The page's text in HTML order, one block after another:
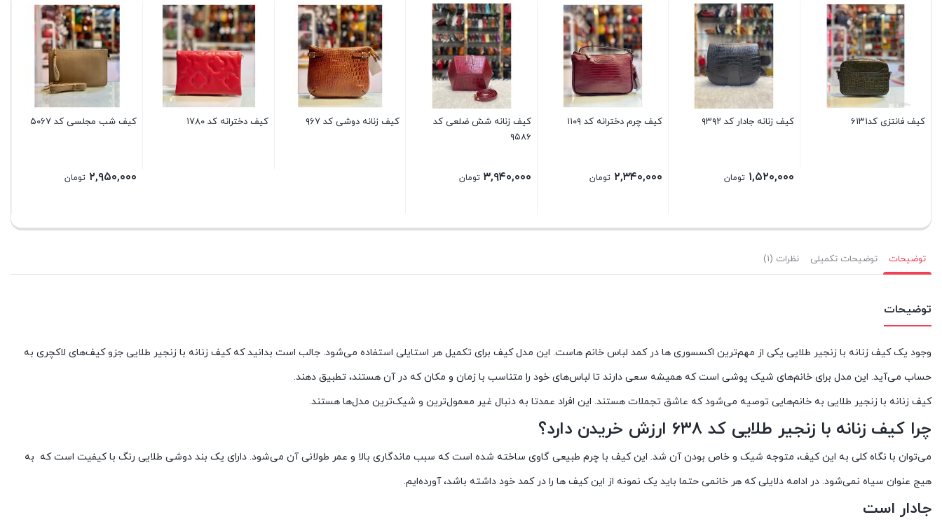
کیف فانتزی کد۶۱۳۱ کیف زنانه جادار کد ۹۳۹۲
۱,۵۲۰,۰۰۰ تومان
کیف چرم دخترانه کد ۱۱۰۹
۲,۳۴۰,۰۰۰ تومان
کیف زنانه شش ضلعی کد
۹۵۸۶
۳,۹۴۰,۰۰۰ تومان
کیف زنانه دوشی کد ۹۶۷ کیف دخترانه کد ۱۷۸۰ کیف شب مجلسی کد ۵۰۶۷
۲,۹۵۰,۰۰۰ تومان
توضیحات توضیحات تکمیلی نظرات (۱)
توضیحات
وجود یک کیف زنانه با زنجیر طلایی یکی از مهم‌ترین اکسسوری ها در کمد لباس خانم هاست. این مدل کیف برای تکمیل هر استایلی استفاده می‌شود. جالب است بدانید که کیف زنانه با زنجیر طلایی جزو کیف‌های لاکچری به
حساب می‌آید. این مدل برای خانم‌های شیک پوشی است که همیشه سعی دارند تا لباس‌های خود را متناسب با زمان و مکان که در آن هستند، تطبیق دهند.
کیف زنانه با زنجیر طلایی به خانم‌هایی توصیه می‌شود که عاشق تجملات هستند. این افراد عمدتا به دنبال غیر معمول‌ترین و شیک‌ترین مدل‌ها هستند.
چرا کیف زنانه با زنجیر طلایی کد ۶۳۸ ارزش خریدن دارد؟
می‌توان با نگاه کلی به این کیف، متوجه شیک و خاص بودن آن شد. این کیف با چرم طبیعی گاوی ساخته شده است که سبب ماندگاری بالا و عمر طولانی آن می‌شود. دارای یک بند دوشی طلایی رنگ با کیفیت است که به
هیج عنوان سیاه نمی‌شود. در ادامه دلایلی که هر خانمی حتما باید یک نمونه از این کیف ها را در کمد خود داشته باشد، آورده‌ایم.
جادار است